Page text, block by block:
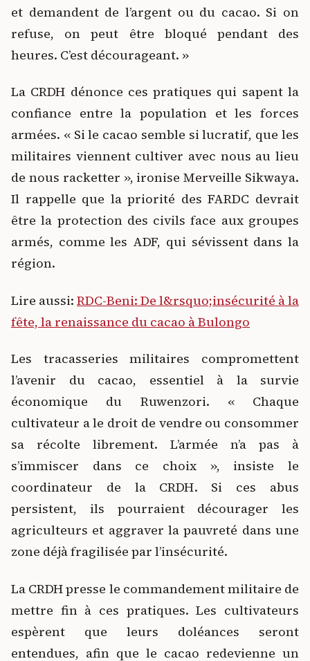
et demandent de l’argent ou du cacao. Si on
refuse, on peut être bloqué pendant des
heures. C’est décourageant. »
La CRDH dénonce ces pratiques qui sapent la
confiance entre la population et les forces
armées. « Si le cacao semble si lucratif, que les
militaires viennent cultiver avec nous au lieu
de nous racketter », ironise Merveille Sikwaya.
Il rappelle que la priorité des FARDC devrait
être la protection des civils face aux groupes
armés, comme les ADF, qui sévissent dans la
région.
Lire aussi: RDC-Beni: De l&rsquo;insécurité à la
fête, la renaissance du cacao à Bulongo
Les tracasseries militaires compromettent
l’avenir du cacao, essentiel à la survie
économique du Ruwenzori. « Chaque
cultivateur a le droit de vendre ou consommer
sa récolte librement. L’armée n’a pas à
s’immiscer dans ce choix », insiste le
coordinateur de la CRDH. Si ces abus
persistent, ils pourraient décourager les
agriculteurs et aggraver la pauvreté dans une
zone déjà fragilisée par l’insécurité.
La CRDH presse le commandement militaire de
mettre fin à ces pratiques. Les cultivateurs
espèrent que leurs doléances seront
entendues, afin que le cacao redevienne un